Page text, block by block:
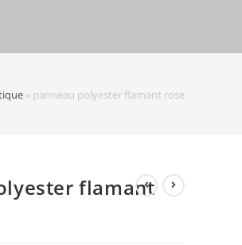
» panneau polyester flamant rose
flamant